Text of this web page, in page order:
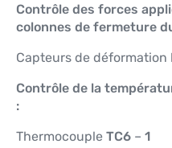
Contrôle des forces
colonnes de fermeture
Capteurs de déformation
Contrôle de la
:
Thermocouple TC6 – 1